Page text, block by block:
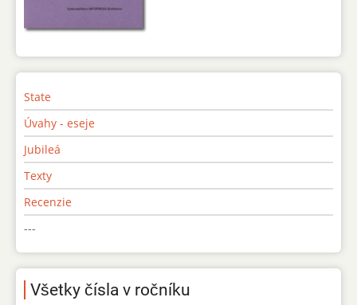
State
Úvahy - eseje
Jubileá
Texty
Recenzie
---
Všetky čísla v ročníku